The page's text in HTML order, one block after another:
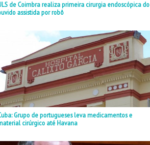
de Coimbra realiza primeira cirurgia endoscópica do
assistida por robô
Grupo de portugueses leva medicamentos e
cirúrgico até Havana